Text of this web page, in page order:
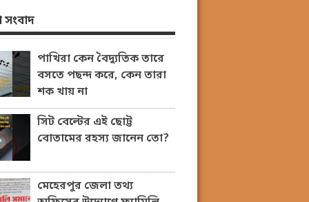
পাখিরা কেন বৈদ্যুতিক তারে
বসতে পছন্দ করে, কেন তারা
শক খায় না
সিট বেল্টের এই ছোট্ট
বোতামের রহস্য জানেন তো?
মেহেরপুর জেলা তথ্য